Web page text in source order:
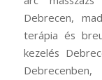
Debrecen,
terápia és
kezelés